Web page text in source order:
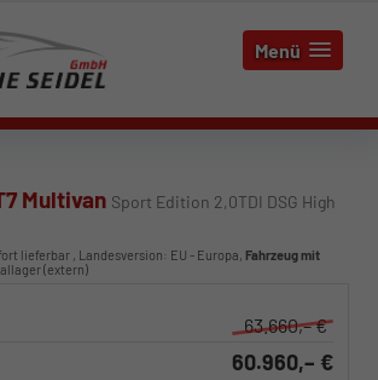
Menü
Multivan Sport Edition 2,0TDI DSG High
lieferbar , Landesversion: EU - Europa, Fahrzeug mit
(extern)
63.660,– €
60.960,– €